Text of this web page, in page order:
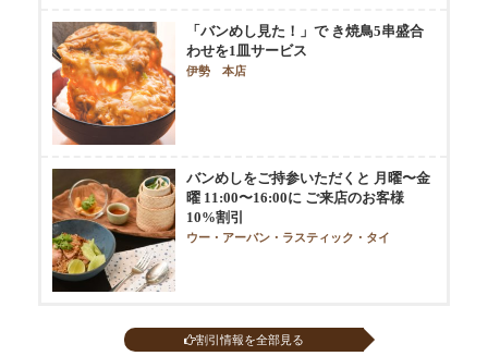
「バンめし見た！」で き焼鳥5串盛合
わせを1皿サービス
伊勢 本店
バンめしをご持参いただくと 月曜〜金
曜 11:00〜16:00に ご来店のお客様
10%割引
ウー・アーバン・ラスティック・タイ
割引情報を全部見る